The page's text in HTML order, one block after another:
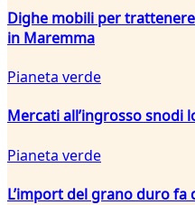
Dighe mobili per
in Maremma
Pianeta verde
Mercati all’ingrosso snodi
Pianeta verde
L’import del grano duro fa